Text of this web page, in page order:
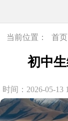
当前位置： 首页
初中
时间：2026-05-13